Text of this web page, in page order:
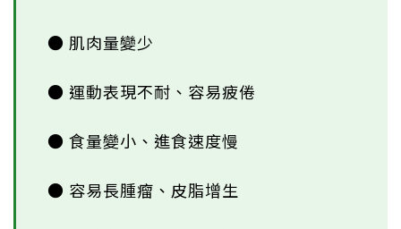
● 肌肉量變少
● 運動表現不耐、容易疲倦
● 食量變小、進食速度慢
● 容易長腫瘤、皮脂增生